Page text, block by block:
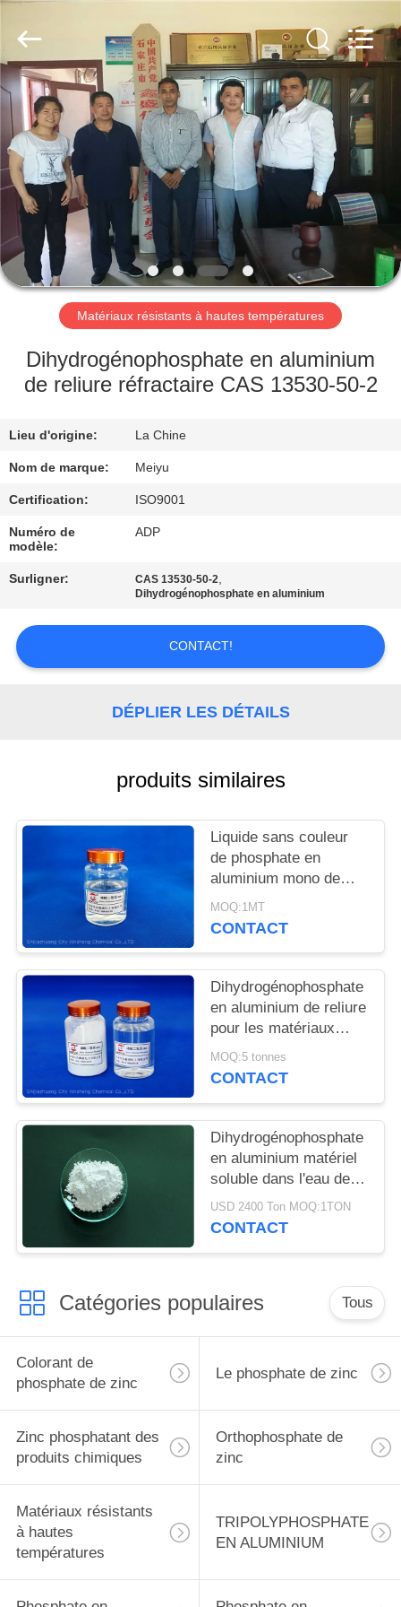
À
LA
MAISON
PRODUITS
VIDÉOS
PROPOS
DE
VISITE
DE
L'USINE
CONTRÔLE
LA
QUALITÉ
DEMANDEZ
DEVIS
DU
SITE
PRIVACY
POLICY
Rights
Developed
by
ECER
Matériaux résistants à hautes températures
Dihydrogénophosphate en aluminium
de reliure réfractaire CAS 13530-50-2
Lieu d'origine: La Chine
Nom de marque: Meiyu
Certification: ISO9001
Numéro de
modèle:
ADP
Surligner: CAS 13530-50-2,
Dihydrogénophosphate en aluminium
CONTACT!
DÉPLIER LES DÉTAILS
produits similaires
Liquide sans couleur
de phosphate en
aluminium mono de
Cas 13530-50-2 de la
densité 1,47
MOQ:1MT
CONTACT
Dihydrogénophosphate
en aluminium de reliure
pour les matériaux
réfractaires
MOQ:5 tonnes
CONTACT
Dihydrogénophosphate
en aluminium matériel
soluble dans l'eau de
Refactory
USD 2400 Ton MOQ:1TON
CONTACT
Catégories populaires Tous
Colorant de
phosphate de zinc
Le phosphate de zinc
Zinc phosphatant des
produits chimiques
Orthophosphate de
zinc
Matériaux résistants
à hautes
températures
TRIPOLYPHOSPHATE
EN ALUMINIUM